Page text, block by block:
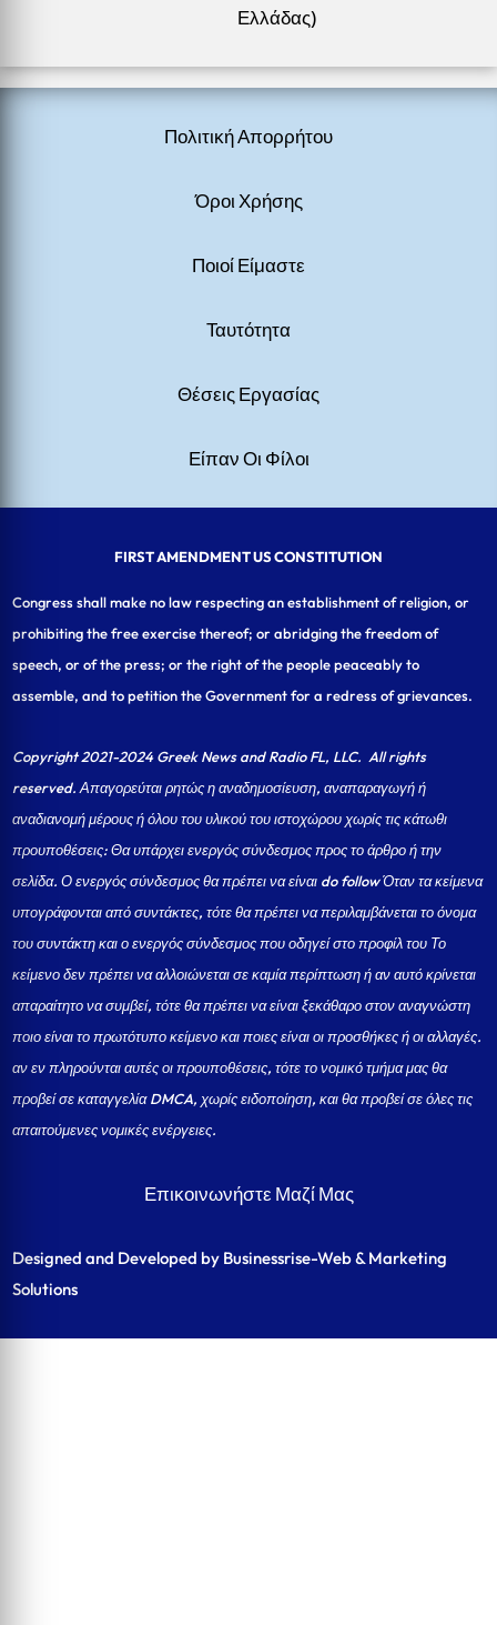
Ελλάδας)
Πολιτική Απορρήτου
Όροι Χρήσης
Ποιοί Είμαστε
Ταυτότητα
Θέσεις Εργασίας
Είπαν Οι Φίλοι
FIRST AMENDMENT US CONSTITUTION
Congress shall make no law respecting an establishment of religion, or
prohibiting the free exercise thereof; or abridging the freedom of
speech, or of the press; or the right of the people peaceably to
assemble, and to petition the Government for a redress of grievances.
Copyright 2021-2024 Greek News and Radio FL, LLC. All rights
reserved. Απαγορεύται ρητώς η αναδημοσίευση, αναπαραγωγή ή
αναδιανομή μέρους ή όλου του υλικού του ιστοχώρου χωρίς τις κάτωθι
προυποθέσεις: Θα υπάρχει ενεργός σύνδεσμος προς το άρθρο ή την
σελίδα.Ο ενεργός σύνδεσμος θα πρέπει να είναι do follow Όταν τα κείμενα
υπογράφονται από συντάκτες, τότε θα πρέπει να περιλαμβάνεται το όνομα
του συντάκτη και ο ενεργός σύνδεσμος που οδηγεί στο προφίλ του Το
κείμενο δεν πρέπει να αλλοιώνεται σε καμία περίπτωση ή αν αυτό κρίνεται
απαραίτητο να συμβεί, τότε θα πρέπει να είναι ξεκάθαρο στον αναγνώστη
ποιο είναι το πρωτότυπο κείμενο και ποιες είναι οι προσθήκες ή οι αλλαγές.
αν εν πληρούνται αυτές οι προυποθέσεις, τότε το νομικό τμήμα μας θα
προβεί σε καταγγελία DMCA, χωρίς ειδοποίηση, και θα προβεί σε όλες τις
απαιτούμενες νομικές ενέργειες.
Επικοινωνήστε Μαζί Μας
Designed and Developed by Businessrise-Web & Marketing
Solutions